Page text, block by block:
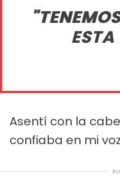
Asentí con la
confiaba en mi